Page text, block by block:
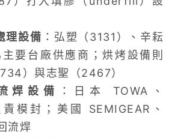
理設備 ：弘塑（3131）、辛耘
主要台廠供應商；烘烤設備則
）與志聖（2467）
焊設備
：日本 TOWA、
模封；美國 SEMIGEAR、
流焊